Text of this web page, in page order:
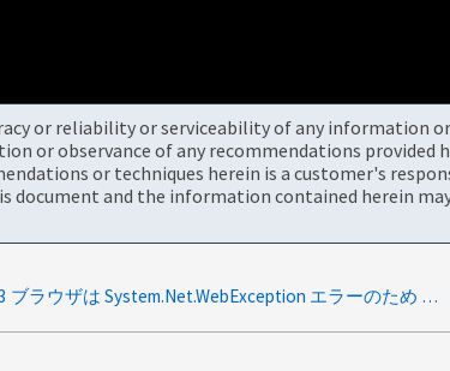
or reliability or serviceability of any information
or observance of any recommendations
or techniques herein is a customer's
and the information contained herein
S3 ブラウザは System.Net.WebException エラーのため StorageGRID に接続できません